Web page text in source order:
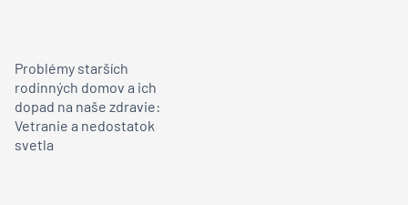
Problémy starších
rodinných domov a ich
dopad na naše zdravie:
Vetranie a nedostatok
svetla